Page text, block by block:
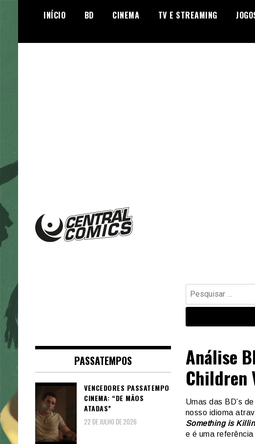
INÍCIO BD CINEMA TV E STREAMING
Pesquisar
por:
Análise
Children
Umas das BD’s
nosso idioma
Something is
e é uma
PASSATEMPOS
VENCEDORES PASSATEMPO
CINEMA: “DE MÃOS
ATADAS”
22 DE JULHO DE 2026